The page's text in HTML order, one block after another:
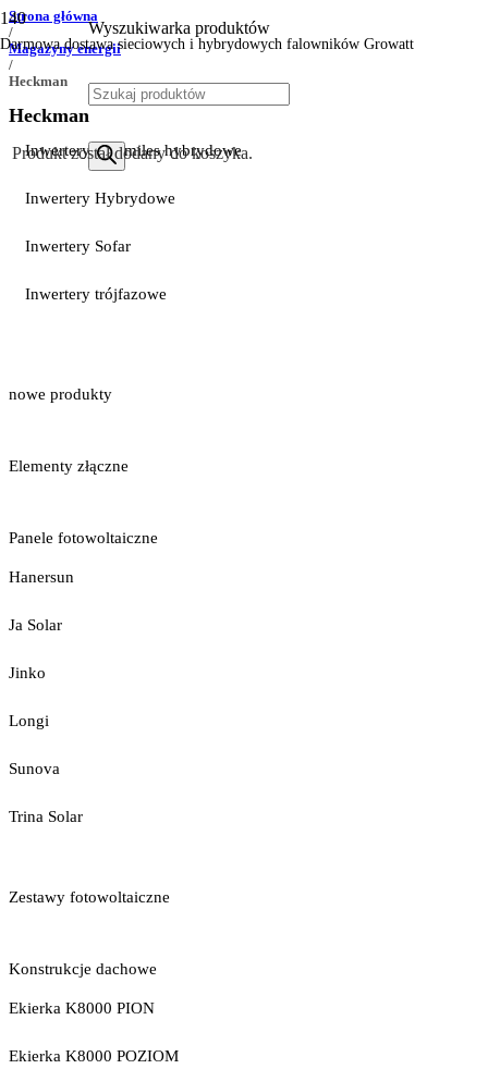
Darmowa dostawa sieciowych i hybrydowych falowników Growatt
Wyszukiwarka produktów
Produktzostał dodany do koszyka.
Strona główna
/
Magazyny energii
/
Heckman
Heckman
Inwertery Hoymiles hybrydowe
Inwertery Hybrydowe
Inwertery Sofar
Inwertery trójfazowe
nowe produkty
Elementy złączne
Panele fotowoltaiczne
Hanersun
Ja Solar
Jinko
Longi
Sunova
Trina Solar
Zestawy fotowoltaiczne
Konstrukcje dachowe
Ekierka K8000 PION
Ekierka K8000 POZIOM